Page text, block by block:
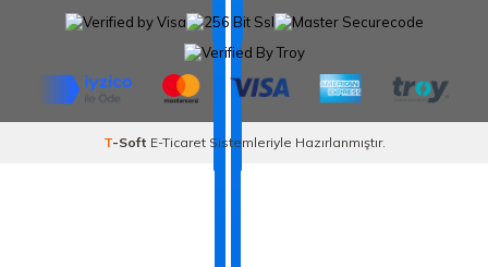
T-Soft E-TicaretSistemleriyle Hazırlanmıştır.